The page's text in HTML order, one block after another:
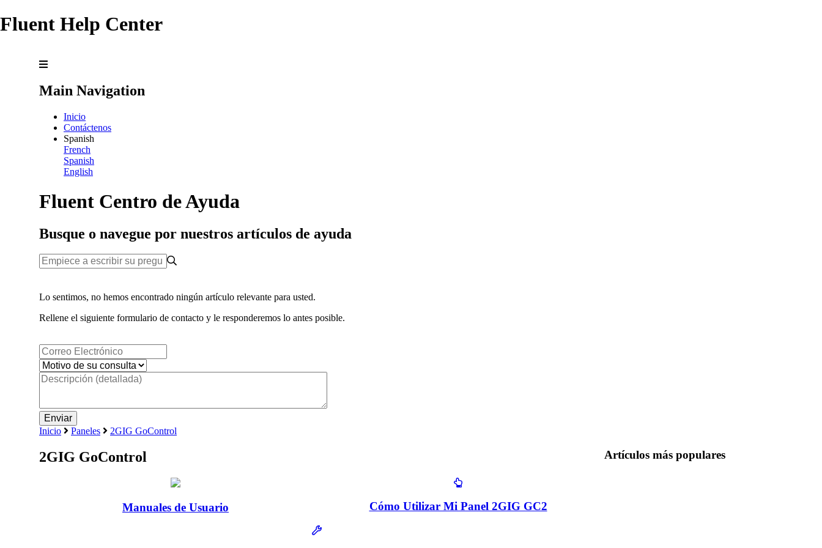
Fluent Help Center
Main Navigation
Inicio
Contáctenos
Spanish
French
Spanish
English
Fluent Centro de Ayuda
Busque o navegue por nuestros artículos de ayuda
Lo sentimos, no hemos encontrado ningún artículo relevante para usted.
Rellene el siguiente formulario de contacto y le responderemos lo antes posible.
Inicio Paneles 2GIG GoControl
2GIG GoControl
Manuales de Usuario Cómo Utilizar Mi Panel 2GIG GC2
Artículos más populares